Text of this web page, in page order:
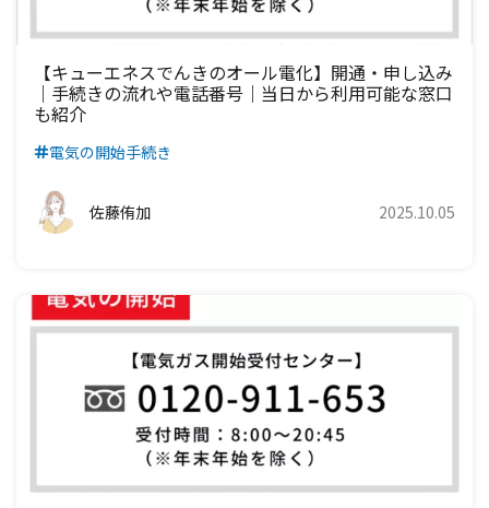
【キューエネスでんきのオール電化】開通・申し込み
｜手続きの流れや電話番号｜当日から利用可能な窓口
も紹介
電気の開始手続き
佐藤侑加 2025.10.05